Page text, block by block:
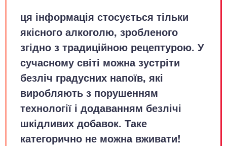
ця інформація стосується тільки
якісного алкоголю, зробленого
згідно з традиційною рецептурою. У
сучасному світі можна зустріти
безліч градусних напоїв, які
виробляють з порушенням
технології і додаванням безлічі
шкідливих добавок. Таке
категорично не можна вживати!